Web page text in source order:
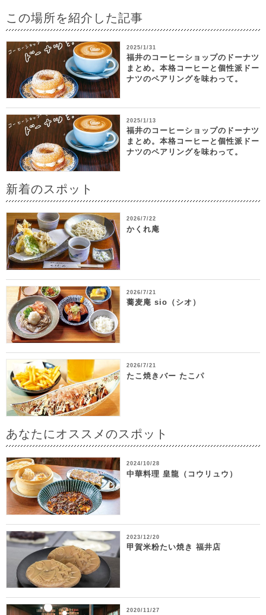
この場所を紹介した記事
2025/1/31
福井のコーヒーショップのドーナツ
まとめ。本格コーヒーと個性派ドー
ナツのペアリングを味わって。
2025/1/13
福井のコーヒーショップのドーナツ
まとめ。本格コーヒーと個性派ドー
ナツのペアリングを味わって。
新着のスポット
2026/7/22
かくれ庵
2026/7/21
蕎麦庵 sio（シオ）
2026/7/21
たこ焼きバー たこパ
あなたにオススメのスポット
2024/10/28
中華料理 皇龍（コウリュウ）
2023/12/20
甲賀米粉たい焼き 福井店
2020/11/27